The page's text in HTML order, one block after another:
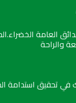
العامة
والراحة
في تحقيق استدامة